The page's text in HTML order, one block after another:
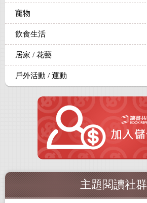
寵物
飲食生活
居家 / 花藝
戶外活動 / 運動
主題閱讀社群